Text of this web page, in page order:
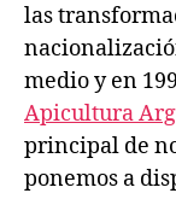
las
medio y en
Apicultura
principal de
ponemos a